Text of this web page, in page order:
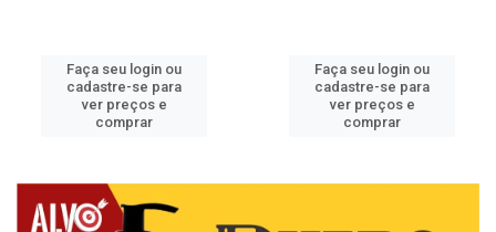
Faça seu login ou
cadastre-se para
ver preços e
comprar
Faça seu login ou
cadastre-se para
ver preços e
comprar